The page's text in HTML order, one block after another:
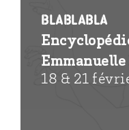
Blablabla
18 & 21